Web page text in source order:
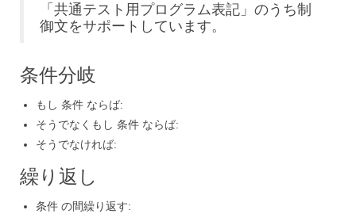
「共通テスト用プログラム表記」のうち制
御文をサポートしています。
条件分岐
もし 条件 ならば:
そうでなくもし 条件 ならば:
そうでなければ:
繰り返し
条件 の間繰り返す: